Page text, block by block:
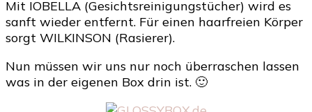
Mit IOBELLA (Gesichtsreinigungstücher) wird es
sanft wieder entfernt. Für einen haarfreien Körper
sorgt WILKINSON (Rasierer).
Nun müssen wir uns nur noch überraschen lassen
was in der eigenen Box drin ist. 🙂